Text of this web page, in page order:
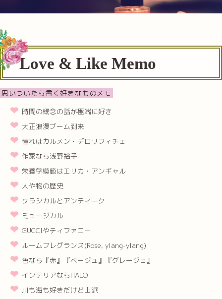
Love & Like Memo
思いついたら書く好きなものメモ
時間の概念の話が極端に好き
大正浪漫ブーム到来
憧れはカルメン・デロリフィチェ
作家なら浅野裕子
栄養学模範はエリカ・アンギャル
人や物の歴史
クラシカルとアンティーク
ミュージカル
GUCCIやティファニー
ルームフレグランス(Rose, ylang-ylang)
色なら『赤』『ベージュ』『グレージュ』
インテリアならHALO
川も海も好きだけど山派